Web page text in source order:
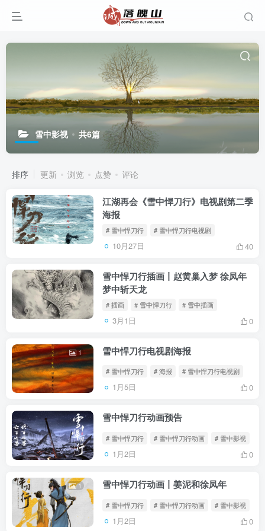
雪中影视 共6篇
排序 更新 浏览 点赞 评论
江湖再会《雪中悍刀行》电视剧第二季
海报
# 雪中悍刀行 # 雪中悍刀行电视剧
10月27日 40
雪中悍刀行插画丨赵黄巢入梦 徐凤年
梦中斩天龙
# 插画 # 雪中悍刀行 # 雪中插画
3月1日 0
1 雪中悍刀行电视剧海报
# 雪中悍刀行 # 海报 # 雪中悍刀行电视剧
1月5日 0
雪中悍刀行动画预告
# 雪中悍刀行 # 雪中悍刀行动画 # 雪中影视
1月2日 0
1 雪中悍刀行动画丨姜泥和徐凤年
# 雪中悍刀行 # 雪中悍刀行动画 # 雪中影视
1月2日 0